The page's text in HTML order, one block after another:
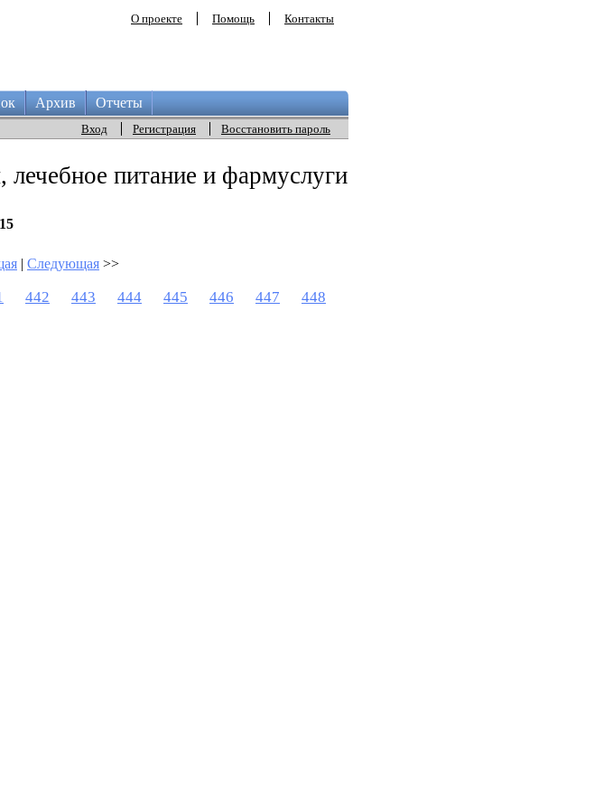
О проекте Помощь Контакты
Архив Отчеты
Вход Регистрация Восстановить пароль
питание и фармуслуги
| Следующая >>
442 443 444 445 446 447
448